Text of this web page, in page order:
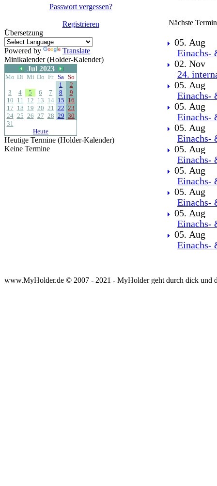
Passwort vergessen?
Registrieren
Übersetzung
Powered by
Translate
Minikalender (Holder-Kalender)
Jul 2023
Mo Di Mi Do Fr Sa So
1
2
3
4 5 6 7 8
9
10 11 12 13 14 15 16
17 18 19 20 21 22 23
24 25 26 27 28 29 30
31
Heute
Heutige Termine (Holder-Kalender)
Keine Termine
Nächste
05. Aug
Einachs-
02. Nov
24.
05. Aug
Einachs-
05. Aug
Einachs-
05. Aug
Einachs-
05. Aug
Einachs-
05. Aug
Einachs-
05. Aug
Einachs-
05. Aug
Einachs-
05. Aug
Einachs-
www.MyHolder.de © 2007 - 2021 - MyHolder geht durch dick und